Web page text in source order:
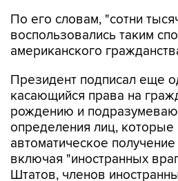
По его словам, "сотни
воспользовались таким
американского
Президент подписал еще
касающийся права на
рождению и
определения лиц,
автоматическое
включая "иностранных
Штатов, членов